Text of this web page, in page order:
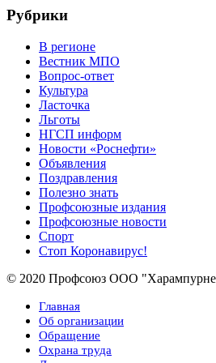
Рубрики
В регионе
Вестник МПО
Вопрос-ответ
Культура
Ласточка
Льготы
НГСП информ
Новости «Роснефти»
Объявления
Поздравления
Полезно знать
Профсоюзные издания
Профсоюзные новости
Спорт
Стоп Коронавирус!
© 2020 Профсоюз ООО
Главная
Об организации
Обращение
Охрана труда